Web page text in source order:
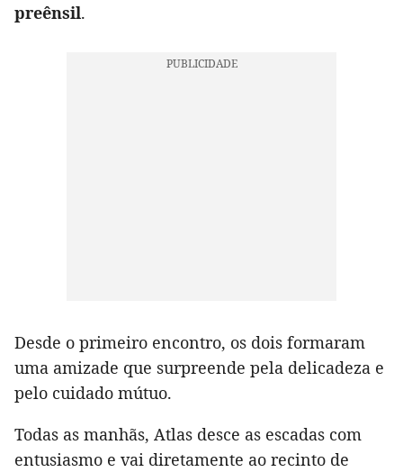
preênsil.
Desde o primeiro encontro, os dois formaram
uma amizade que surpreende pela delicadeza e
pelo cuidado mútuo.
Todas as manhãs, Atlas desce as escadas com
entusiasmo e vai diretamente ao recinto de